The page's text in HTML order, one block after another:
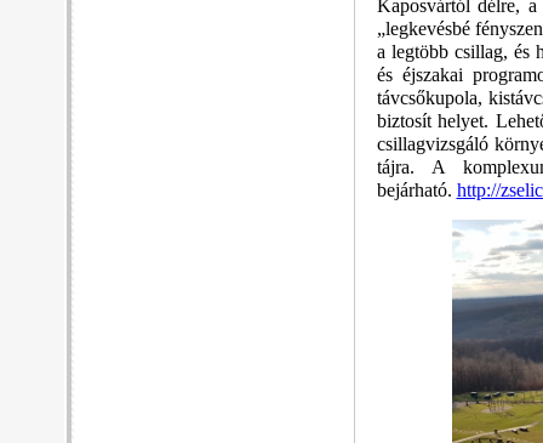
Kaposvártól délre,
„legkevésbé
a legtöbb csillag, és
és éjszakai
távcsőkupola,
biztosít helyet.
csillagvizsgáló
tájra. A
bejárható. http://